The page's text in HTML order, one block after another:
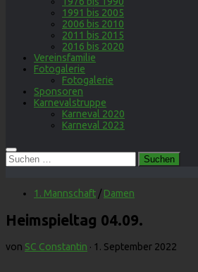
1991 bis 2005
2006 bis 2010
2011 bis 2015
2016 bis 2020
Vereinsfamilie
Fotogalerie
Fotogalerie
Sponsoren
Karnevalstruppe
Karneval 2020
Karneval 2023
Suchen
nach:
1. Mannschaft / Damen
Heimspieltag 04.09.
von SC Constantin · 1. September 2022